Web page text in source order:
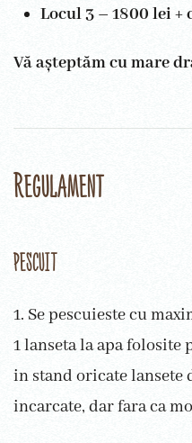
Locul 3 – 1800 lei +
Vă așteptăm cu mare
Regulament
PESCUIT
1. Se pescuieste cu
1 lanseta la apa folosite
in stand oricate lansete
incarcate, dar fara ca